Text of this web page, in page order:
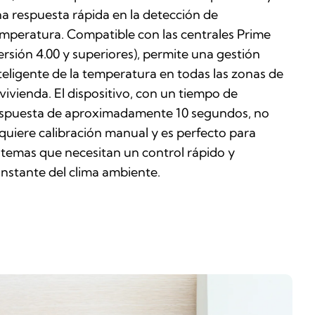
respuesta rápida en la detección de
Compatible con las centrales Prime
4.00 y superiores), permite una gestión
de la temperatura en todas las zonas de
El dispositivo, con un tiempo de
de aproximadamente 10 segundos, no
calibración manual y es perfecto para
que necesitan un control rápido y
del clima ambiente.